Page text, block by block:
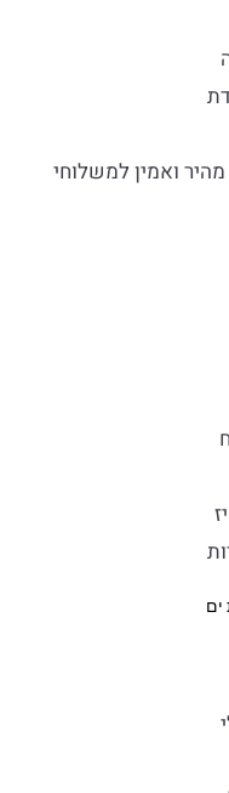
ואמין למשלוחי
ים